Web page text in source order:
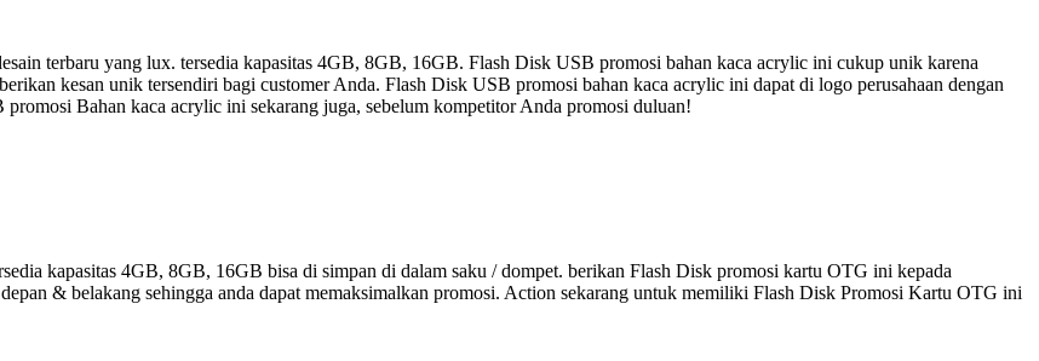
terbaru yang lux. tersedia kapasitas 4GB, 8GB, 16GB. Flash Disk USB promosi bahan kaca acrylic ini cukup unik karena
kesan unik tersendiri bagi customer Anda. Flash Disk USB promosi bahan kaca acrylic ini dapat di logo perusahaan dengan
Bahan kaca acrylic ini sekarang juga, sebelum kompetitor Anda promosi duluan!
kapasitas 4GB, 8GB, 16GB bisa di simpan di dalam saku / dompet. berikan Flash Disk promosi kartu OTG ini kepada
& belakang sehingga anda dapat memaksimalkan promosi. Action sekarang untuk memiliki Flash Disk Promosi Kartu OTG ini